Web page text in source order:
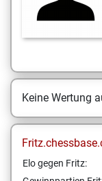
Keine Wertung
Elo gegen Fritz: